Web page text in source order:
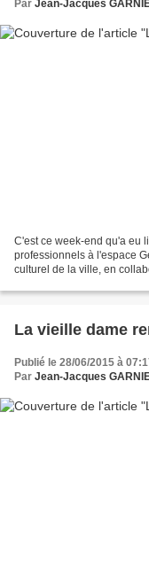
Par Jean-Jacques
C'est ce week-end qu'a eu
professionnels à l'espace
culturel de la ville, en
La vieille dame
Publié le 28/06/2015 à
Par Jean-Jacques